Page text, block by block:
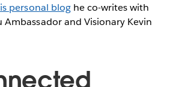
personal bloghe co-writes with
Ambassador and Visionary Kevin